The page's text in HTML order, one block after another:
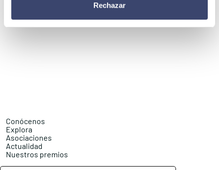
Rechazar
Conócenos
Explora
Asociaciones
Actualidad
Nuestros premios